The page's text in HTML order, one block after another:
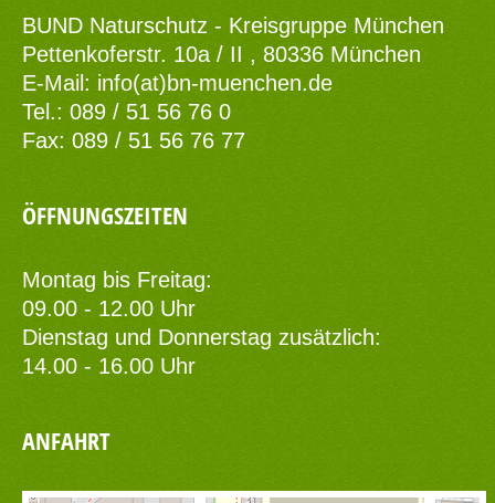
BUND Naturschutz - Kreisgruppe München
Pettenkoferstr. 10a / II , 80336 München
E-Mail: info(at)bn-muenchen.de
Tel.: 089 / 51 56 76 0
Fax: 089 / 51 56 76 77
ÖFFNUNGSZEITEN
Montag bis Freitag:
09.00 - 12.00 Uhr
Dienstag und Donnerstag zusätzlich:
14.00 - 16.00 Uhr
ANFAHRT